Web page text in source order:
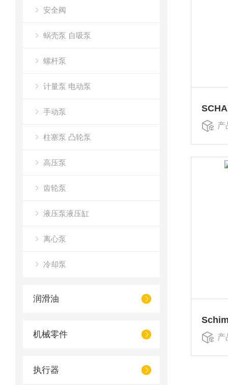
安全阀
蜗壳泵 自吸泵
螺杆泵
计量泵 电动泵
手动泵
柱塞泵 凸轮泵
高压泵
齿轮泵
液压泵液压缸
离心泵
冷却泵
润滑油
机械零件
执行器
产
产